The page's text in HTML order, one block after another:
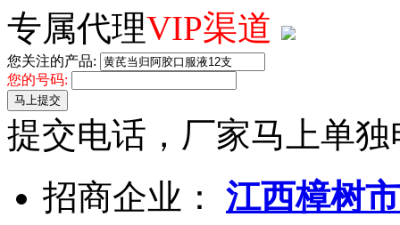
专属代理VIP渠道
您关注的产品:
您的号码:
马上提交
提交电话，厂家马上单
招商企业： 江西樟树